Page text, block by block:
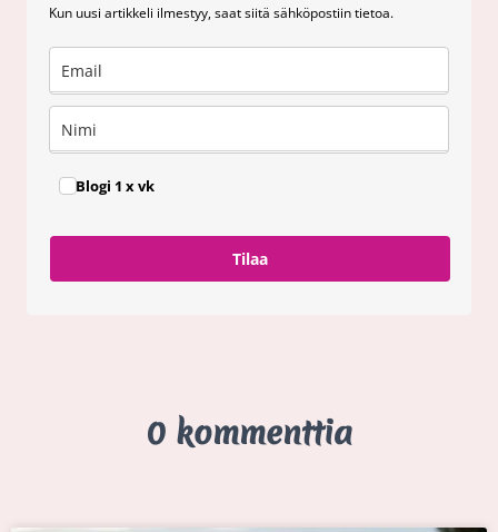
Kun uusi artikkeli ilmestyy, saat siitä sähköpostiin tietoa.
Blogi 1 x vk
Tilaa
0 kommenttia